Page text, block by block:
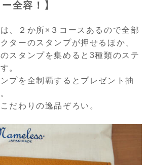
全容！】
、２か所×３コースあるので全部
ターのスタンプが押せるほか、
スタンプを集めると 3種類のステ
。
プを全制覇するとプレゼント抽
だわりの逸品ぞろい。